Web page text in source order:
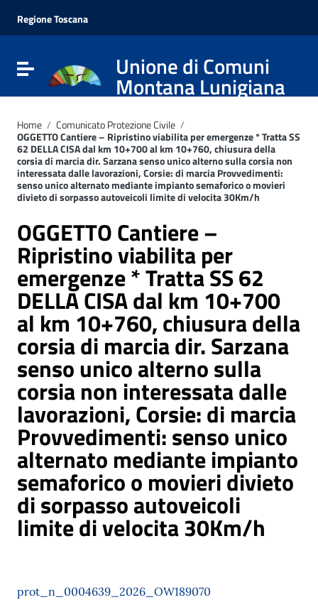
Vai al menu di navigazione
Vai al footer
Regione Toscana
Attiva / disattiva la navigazioneUnione di Comuni
Montana Lunigiana
Home / Comunicato Protezione Civile /
OGGETTO Cantiere – Ripristino viabilita per emergenze * Tratta SS
62 DELLA CISA dal km 10+700 al km 10+760, chiusura della
corsia di marcia dir. Sarzana senso unico alterno sulla corsia non
interessata dalle lavorazioni, Corsie: di marcia Provvedimenti:
senso unico alternato mediante impianto semaforico o movieri
divieto di sorpasso autoveicoli limite di velocita 30Km/h
OGGETTO Cantiere –
Ripristino viabilita per
emergenze * Tratta SS 62
DELLA CISA dal km 10+700
al km 10+760, chiusura della
corsia di marcia dir. Sarzana
senso unico alterno sulla
corsia non interessata dalle
lavorazioni, Corsie: di marcia
Provvedimenti: senso unico
alternato mediante impianto
semaforico o movieri divieto
di sorpasso autoveicoli
limite di velocita 30Km/h
prot_n_0004639_2026_OW189070